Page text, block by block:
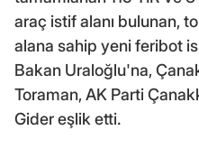
araç istif alanı bulunan,
alana sahip yeni feribot
Bakan Uraloğlu'na,
Toraman, AK Parti
Gider eşlik etti.